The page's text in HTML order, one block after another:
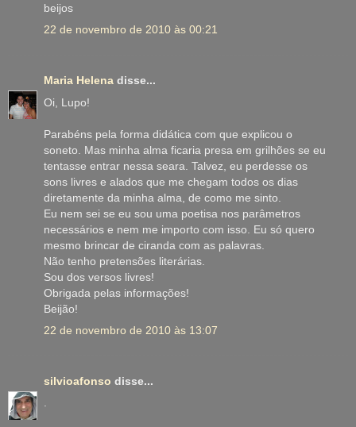
beijos
22 de novembro de 2010 às 00:21
Maria Helena disse...
Oi, Lupo!
Parabéns pela forma didática com que explicou o
soneto. Mas minha alma ficaria presa em grilhões se eu
tentasse entrar nessa seara. Talvez, eu perdesse os
sons livres e alados que me chegam todos os dias
diretamente da minha alma, de como me sinto.
Eu nem sei se eu sou uma poetisa nos parâmetros
necessários e nem me importo com isso. Eu só quero
mesmo brincar de ciranda com as palavras.
Não tenho pretensões literárias.
Sou dos versos livres!
Obrigada pelas informações!
Beijão!
22 de novembro de 2010 às 13:07
silvioafonso disse...